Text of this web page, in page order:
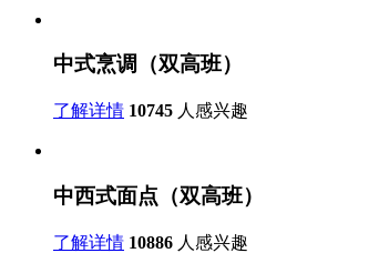
中式烹调（双高班）
了解详情 10745 人感兴趣
中西式面点（双高班）
了解详情 10886 人感兴趣